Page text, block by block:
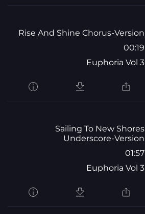
Rise And Shine Chorus-Version
00:19
Euphoria Vol 3
Sailing To New Shores
Underscore-Version
01:57
Euphoria Vol 3